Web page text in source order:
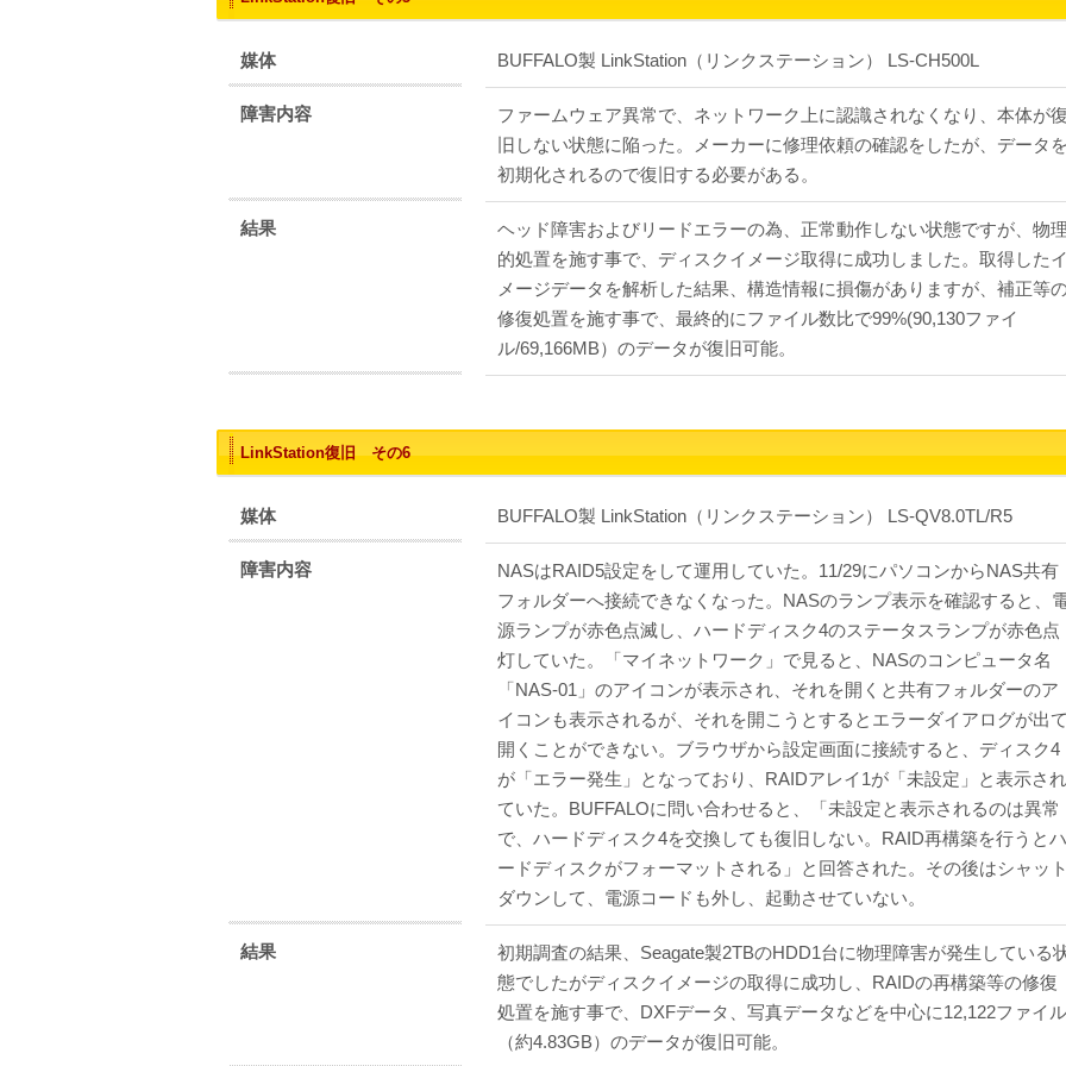
媒体 BUFFALO製 LinkStation（リンクステーション） LS-CH500L
障害内容
ファームウェア異常で、ネットワーク上に認識されなくなり、本体が復
旧しない状態に陥った。メーカーに修理依頼の確認をしたが、データを
初期化されるので復旧する必要がある。
結果
ヘッド障害およびリードエラーの為、正常動作しない状態ですが、物理
的処置を施す事で、ディスクイメージ取得に成功しました。取得したイ
メージデータを解析した結果、構造情報に損傷がありますが、補正等
修復処置を施す事で、最終的にファイル数比で99%(90,130ファイ
ル/69,166MB）のデータが復旧可能。
LinkStation復旧 その6
媒体 BUFFALO製 LinkStation（リンクステーション） LS-QV8.0TL/R5
障害内容
NASはRAID5設定をして運用していた。11/29にパソコンからNAS共有
フォルダーへ接続できなくなった。NASのランプ表示を確認すると、
源ランプが赤色点滅し、ハードディスク4のステータスランプが赤色点
灯していた。「マイネットワーク」で見ると、NASのコンピュータ名
「NAS-01」のアイコンが表示され、それを開くと共有フォルダーのア
イコンも表示されるが、それを開こうとするとエラーダイアログが出て
開くことができない。ブラウザから設定画面に接続すると、ディスク4
が「エラー発生」となっており、RAIDアレイ1が「未設定」と表示され
ていた。BUFFALOに問い合わせると、「未設定と表示されるのは異常
で、ハードディスク4を交換しても復旧しない。RAID再構築を行うとハ
ードディスクがフォーマットされる」と回答された。その後はシャット
ダウンして、電源コードも外し、起動させていない。
結果
初期調査の結果、Seagate製2TBのHDD1台に物理障害が発生している
態でしたがディスクイメージの取得に成功し、RAIDの再構築等の修復
処置を施す事で、DXFデータ、写真データなどを中心に12,122ファイル
（約4.83GB）のデータが復旧可能。